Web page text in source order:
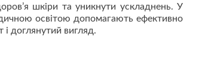
шкіри та уникнути ускладнень. У
освітою допомагають ефективно
доглянутий вигляд.